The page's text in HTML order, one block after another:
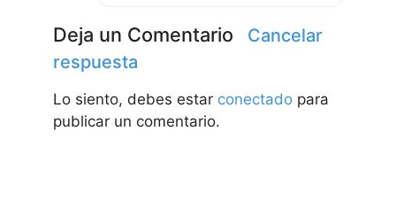
Deja un Comentario
Cancelar
respuesta
Lo siento, debes estar conectado para
publicar un comentario.